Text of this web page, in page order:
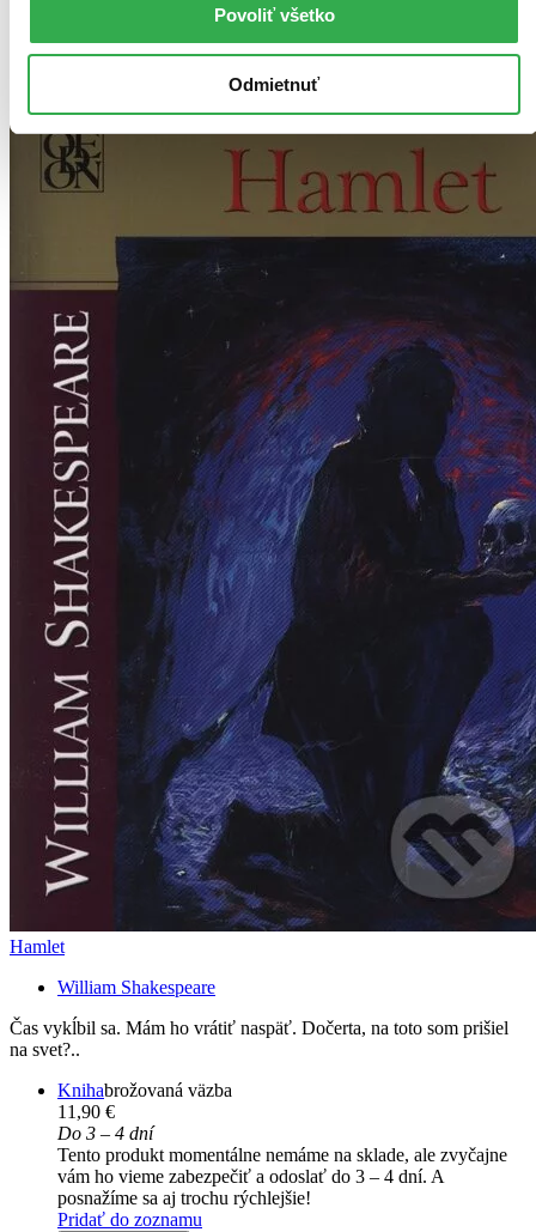
Povoliť všetko
Odmietnuť
Autor William Shakespeare
Hamlet
William Shakespeare
Čas vykĺbil sa. Mám ho vrátiť naspäť. Dočerta, na toto som prišiel
na svet?..
Knihabrožovaná väzba
11,90 €
Do 3 – 4 dní
Tento produkt momentálne nemáme na sklade, ale zvyčajne
vám ho vieme zabezpečiť a odoslať do 3 – 4 dní. A
posnažíme sa aj trochu rýchlejšie!
Pridať do zoznamu